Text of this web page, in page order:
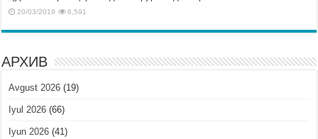
20/03/2019 6,591
АРХИВ
Avgust 2026 (19)
Iyul 2026 (66)
Iyun 2026 (41)